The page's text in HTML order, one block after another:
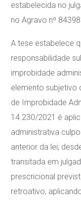
estabelecida no
no Agravo nº
A tese estabelece
responsabilidade
improbidade
elemento subjetivo
de Improbidade
14.230/2021 é
administrativa
anterior da lei,
transitada em
prescricional
retroativo,